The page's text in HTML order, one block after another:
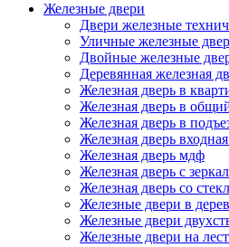
Железные двери
Двери железные
Уличные железные
Двойные железные
Деревянная железная
Железная дверь в
Железная дверь в
Железная дверь в
Железная дверь
Железная дверь мдф
Железная дверь с
Железная дверь со
Железные двери в
Железные двери
Железные двери на